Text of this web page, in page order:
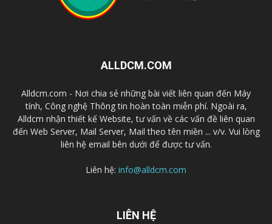
ALLDCM.COM
Alldcm.com - Nơi chia sẻ những bài viết liên quan đến Máy
tính, Công nghệ Thông tin hoàn toàn miễn phí. Ngoài ra,
Alldcm nhận thiết kế Website, tư vấn về các vấn đề liên quan
đến Web Server, Mail Server, Mail theo tên miền ... v/v. Vui lòng
liên hệ email bên dưới để được tư vấn.
Liên hệ: info@alldcm.com
LIÊN HỆ